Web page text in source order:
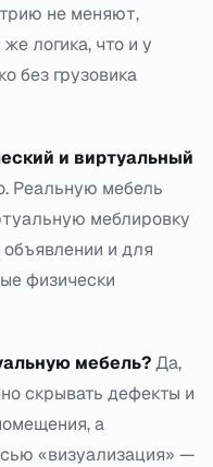
не меняют,
логика, что и у
без грузовика
и виртуальный
Реальную мебель
меблировку
и для
физически
мебель?Да,
скрывать дефекты и
а
«визуализация» —